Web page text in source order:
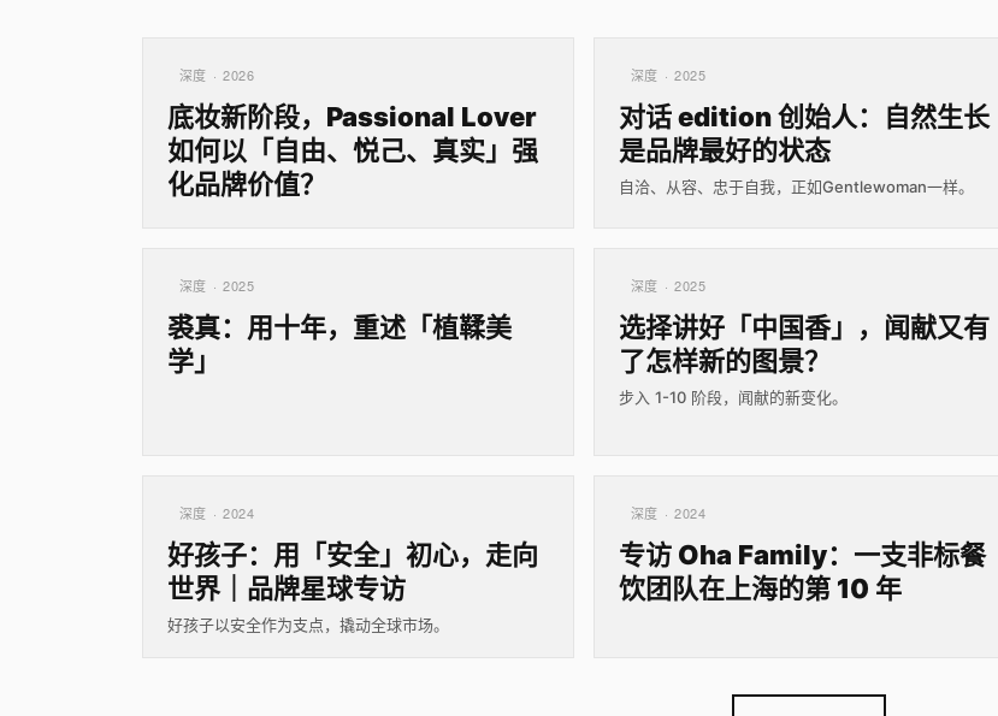
深度 · 2026
底妆新阶段，Passional Lover
如何以「自由、悦己、真实」强
化品牌价值？
深度 · 2025
对话 edition 创始人：自然生长
是品牌最好的状态
自洽、从容、忠于自我，正如Gentlewoman一样。
深度 · 2025
裘真：用十年，重述「植鞣美
学」
深度 · 2025
选择讲好「中国香」，闻献又有
了怎样新的图景？
步入 1-10 阶段，闻献的新变化。
深度 · 2024
好孩子：用「安全」初心，走向
世界｜品牌星球专访
好孩子以安全作为支点，撬动全球市场。
深度 · 2024
专访 Oha Family：一支非标餐
饮团队在上海的第 10 年